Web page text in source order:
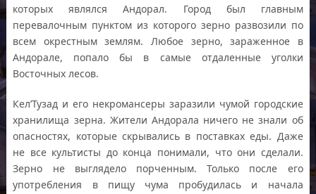
которых являлся Андорал. Город был главным
перевалочным пунктом из которого зерно развозили по
всем окрестным землям. Любое зерно, зараженное в
Андорале, попало бы в самые отдаленные уголки
Восточных лесов.
Кел’Тузад и его некромансеры заразили чумой городские
хранилища зерна. Жители Андорала ничего не знали об
опасностях, которые скрывались в поставках еды. Даже
не все культисты до конца понимали, что они сделали.
Зерно не выглядело порченным. Только после его
употребления в пищу чума пробудилась и начала